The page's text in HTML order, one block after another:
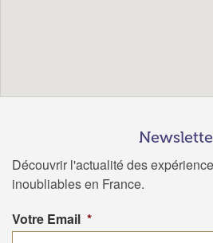
Découvrir l'actualité des
inoubliables en France.
Votre Email *